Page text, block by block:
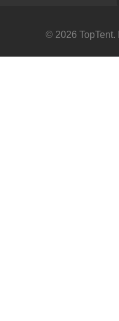
© 2026 TopTent.